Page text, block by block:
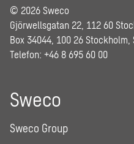
© 2026 Sweco
Gjörwellsgatan 22, 112 60
Box 34044, 100 26 Stockholm,
Telefon: +46 8 695 60 00
Sweco
Sweco Group